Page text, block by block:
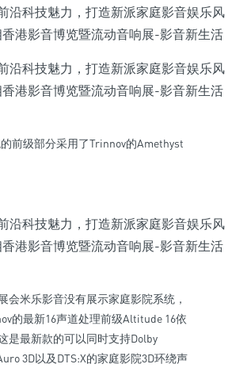
前级部分采用了Trinnov的Amethyst
会米乐影音没有展示家庭影院系统，
的最新16声道处理前级Altitude 16依
是最新款的可以同时支持Dolby
3D以及DTS:X的家庭影院3D环绕声